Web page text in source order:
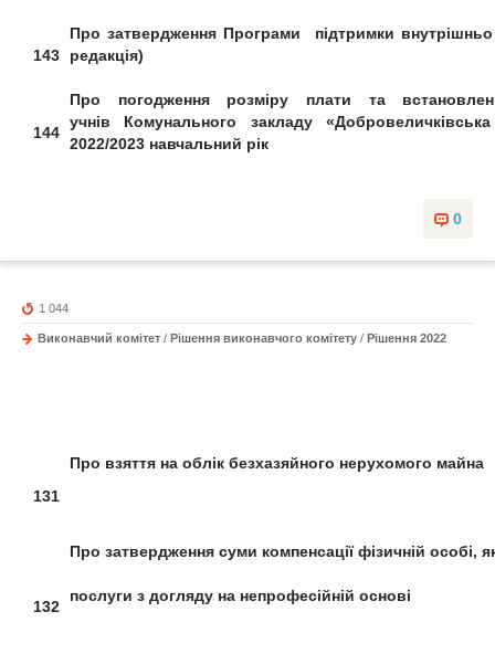
143
Про затвердження Програми підтримки
редакція)
144
Про погодження розміру плати та
учнів Комунального закладу
2022/2023 навчальний рік
0
1 044
Виконавчий комітет / Рішення виконавчого комітету / Рішення 2022
131
Про взяття на облік безхазяйного нерухомого майна
132
Про затвердження суми компенсаціїфізичній особі,
послуги з догляду на непрофесійній основі